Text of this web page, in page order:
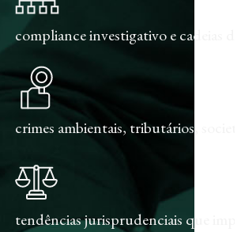
compliance investigativo e cadeias
crimes ambientais, tributários,
tendências jurisprudenciais que